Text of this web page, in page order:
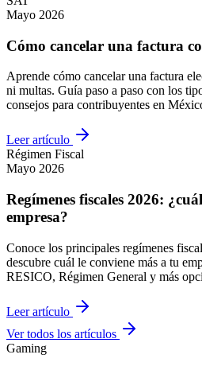
Mayo 2026
Cómo cancelar una factura
Aprende cómo cancelar una factura
ni multas. Guía paso a paso con los
consejos para contribuyentes en
Leer artículo
Régimen Fiscal
Mayo 2026
Regímenes fiscales 2026:
empresa?
Conoce los principales regímenes
descubre cuál le conviene más a tu
RESICO, Régimen General y más
Leer artículo
Ver todos los artículos
Gaming